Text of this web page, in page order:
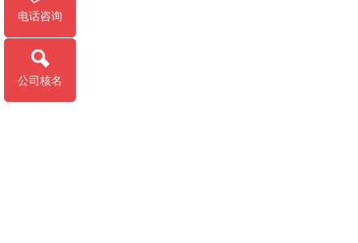
电话咨询
公司核名